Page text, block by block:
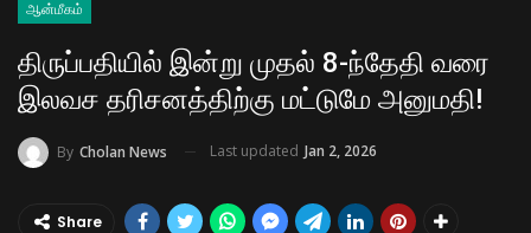
ஆன்மீகம்
திருப்பதியில் இன்று முதல் 8-ந்தேதி வரை
இலவச தரிசனத்திற்கு மட்டுமே அனுமதி!
By Cholan News Last updated Jan 2, 2026
Share